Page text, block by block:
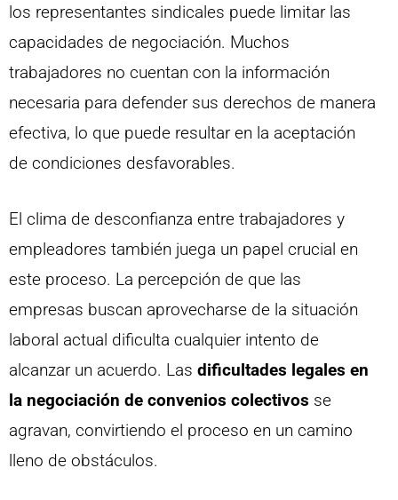
los representantes sindicales puede limitar las
capacidades de negociación. Muchos
trabajadores no cuentan con la información
necesaria para defender sus derechos de manera
efectiva, lo que puede resultar en la aceptación
de condiciones desfavorables.
El clima de desconfianza entre trabajadores y
empleadores también juega un papel crucial en
este proceso. La percepción de que las
empresas buscan aprovecharse de la situación
laboral actual dificulta cualquier intento de
alcanzar un acuerdo. Las dificultades legales en
la negociación de convenios colectivos se
agravan, convirtiendo el proceso en un camino
lleno de obstáculos.